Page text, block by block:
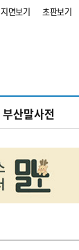
지면보기 초판보기
부산말사전